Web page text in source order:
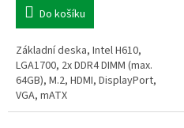
Do košíku
Základní deska, Intel H610,
LGA1700, 2x DDR4 DIMM (max.
64GB), M.2, HDMI, DisplayPort,
VGA, mATX